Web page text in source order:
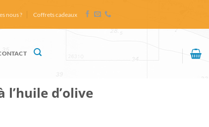
nous ? Coffrets cadeaux
l’huile d’olive